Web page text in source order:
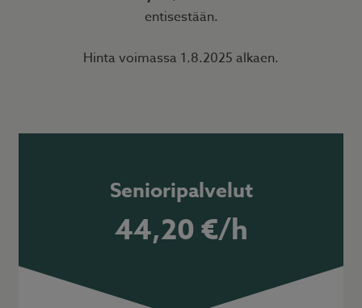
entisestään.
Hinta voimassa 1.8.2025 alkaen.
Senioripalvelut
44,20 €/h